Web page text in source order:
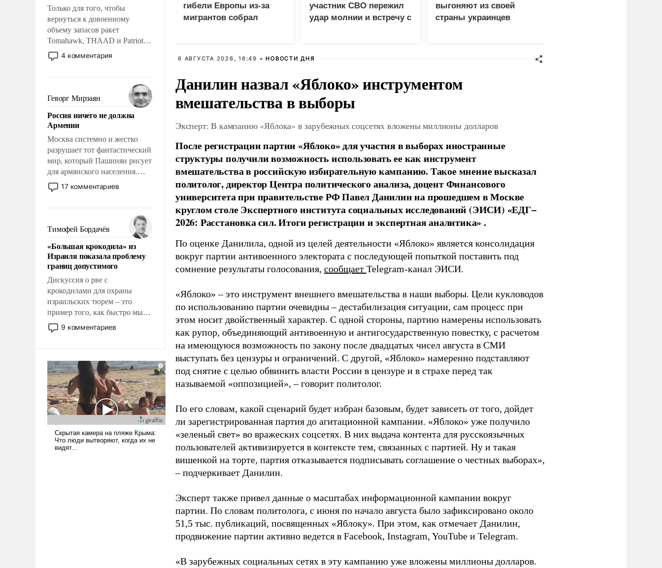
Только для того, чтобы
вернуться к довоенному
объему запасов ракет
Tomahawk, THAAD и Patriot
США потребуется более трех
лет. Даже небольшая война с
Сложившаяся ситуация
означает многолетний период
уязвимости США, например,
перед Китаем.
4 комментария
Геворг Мирзаян
Россия ничего не должна
Армении
Москва системно и жестко
разрушает тот фантастический
мир, который Пашинян рисует
для армянского населения.
Мир, где политические
прожекты будут безусловно
налогоплательщиков и где
Еревану за свои поступки не
нужно отвечать.
17 комментариев
Тимофей Бордачёв
«Большая крокодила» из
Израиля показала проблему
границ допустимого
Дискуссия о рве с
крокодилами для охраны
израильских тюрем – это
пример того, как быстро мы
двигаемся по пути
революционных изменений.
псевдонаучной фантастики,
стало всерьез обсуждаемой
идеей.
9 комментариев
гибели Европы из-за
мигрантов собрал
участник СВО пережил
удар молнии и встречу с
выгоняют из своей
страны украинцев
6 АВГУСТА 2026, 16:49 • НОВОСТИ ДНЯ
Данилин назвал «Яблоко» инструментом
вмешательства в выборы
Эксперт: В кампанию «Яблока» в зарубежных соцсетях вложены миллионы долларов
После регистрации партии «Яблоко» для участия в выборах иностранные
структуры получили возможность использовать ее как инструмент
вмешательства в российскую избирательную кампанию. Такое мнение высказал
политолог, директор Центра политического анализа, доцент Финансового
университета при правительстве РФ Павел Данилин на прошедшем в Москве
круглом столе Экспертного института социальных исследований (ЭИСИ) «ЕДГ–
2026: Расстановка сил. Итоги регистрации и экспертная аналитика» .
По оценке Данилила, одной из целей деятельности «Яблоко» является консолидация
вокруг партии антивоенного электората с последующей попыткой поставить под
сомнение результаты голосования, сообщает Telegram-канал ЭИСИ.
«Яблоко» – это инструмент внешнего вмешательства в наши выборы. Цели кукловодов
по использованию партии очевидны – дестабилизация ситуации, сам процесс при
этом носит двойственный характер. С одной стороны, партию намерены использовать
как рупор, объединяющий антивоенную и антигосударственную повестку, с расчетом
на имеющуюся возможность по закону после двадцатых чисел августа в СМИ
выступать без цензуры и ограничений. С другой, «Яблоко» намеренно подставляют
под снятие с целью обвинить власти России в цензуре и в страхе перед так
называемой «оппозицией», – говорит политолог.
По его словам, какой сценарий будет избран базовым, будет зависеть от того, дойдет
ли зарегистрированная партия до агитационной кампании. «Яблоко» уже получило
«зеленый свет» во вражеских соцсетях. В них выдача контента для русскоязычных
пользователей активизируется в контексте тем, связанных с партией. Ну и такая
вишенкой на торте, партия отказывается подписывать соглашение о честных выборах»,
– подчеркивает Данилин.
Эксперт также привел данные о масштабах информационной кампании вокруг
партии. По словам политолога, с июня по начало августа было зафиксировано около
51,5 тыс. публикаций, посвященных «Яблоку». При этом, как отмечает Данилин,
продвижение партии активно ведется в Facebook, Instagram, YouTube и Telegram.
«В зарубежных социальных сетях в эту кампанию уже вложены миллионы долларов.